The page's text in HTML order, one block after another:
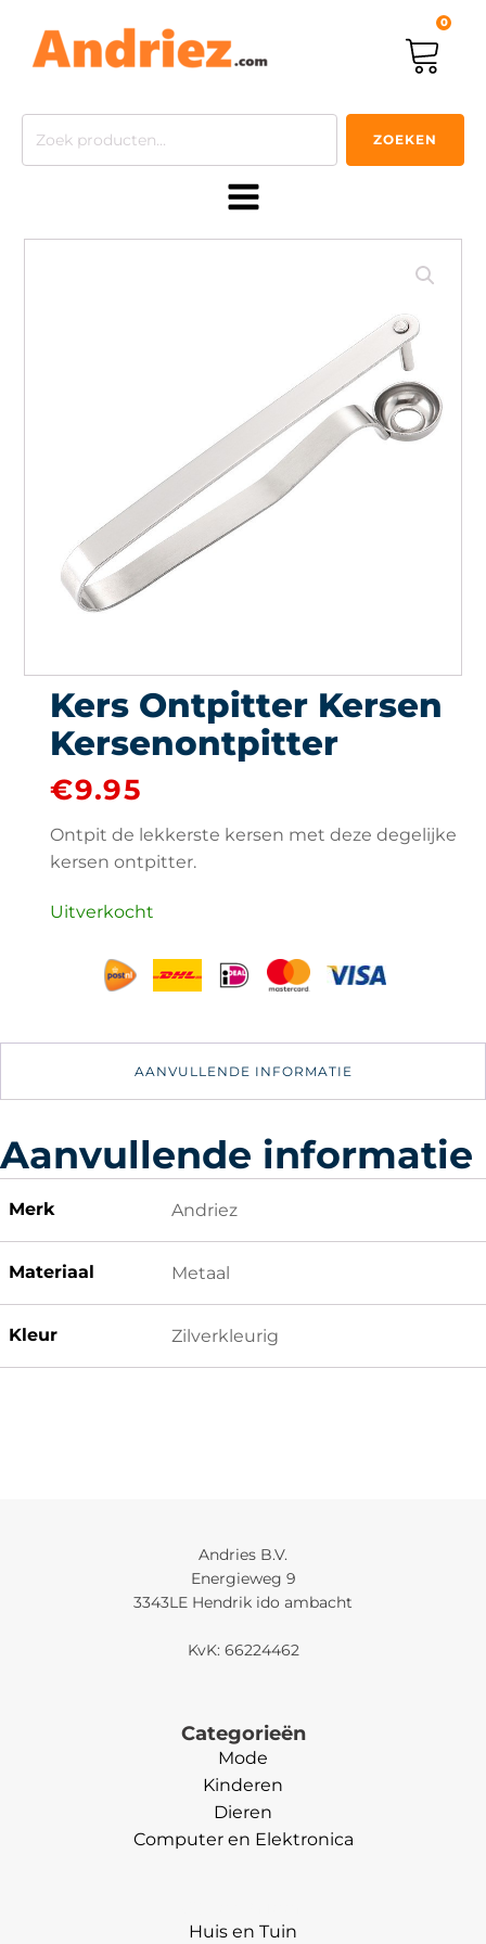
0
Zoeken
ZOEKEN
Kers Ontpitter Kersen
Kersenontpitter
€9.95
Ontpit de lekkerste kersen met deze degelijke
kersen ontpitter.
Uitverkocht
AANVULLENDE INFORMATIE
Aanvullende informatie
Merk Andriez
Materiaal Metaal
Kleur Zilverkleurig
Andries B.V.
Energieweg 9
3343LE Hendrik ido ambacht
KvK: 66224462
Categorieën
Mode
Kinderen
Dieren
Computer en Elektronica
Huis en Tuin